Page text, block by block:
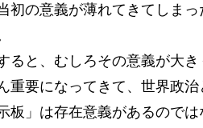
初の意義が薄れてきてしま
と、むしろその意義が大
重要になってきて、世界政
板」は存在意義があるので